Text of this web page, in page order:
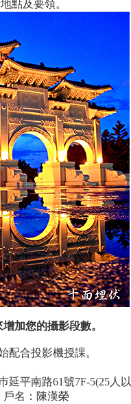
點及要領。
加您的攝影段數。
配合投影機授課。
平南路61號7F-5(25人
戶名：陳漢榮